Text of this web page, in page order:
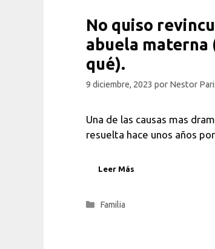
No quiso
abuela
qué).
9 diciembre, 2023 por Nestor
Una de las causas mas
resuelta hace unos años
Leer Más
Categorías
Familia